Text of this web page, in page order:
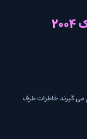
گیرند خاطرات طرف